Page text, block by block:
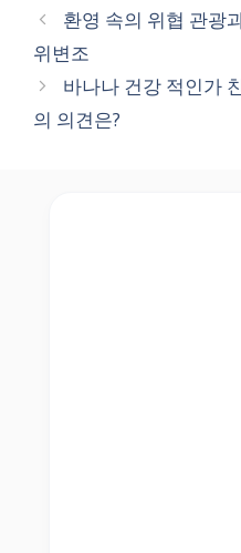
환영 속의 위협 관광
위변조
바나나 건강 적인가
의 의견은?